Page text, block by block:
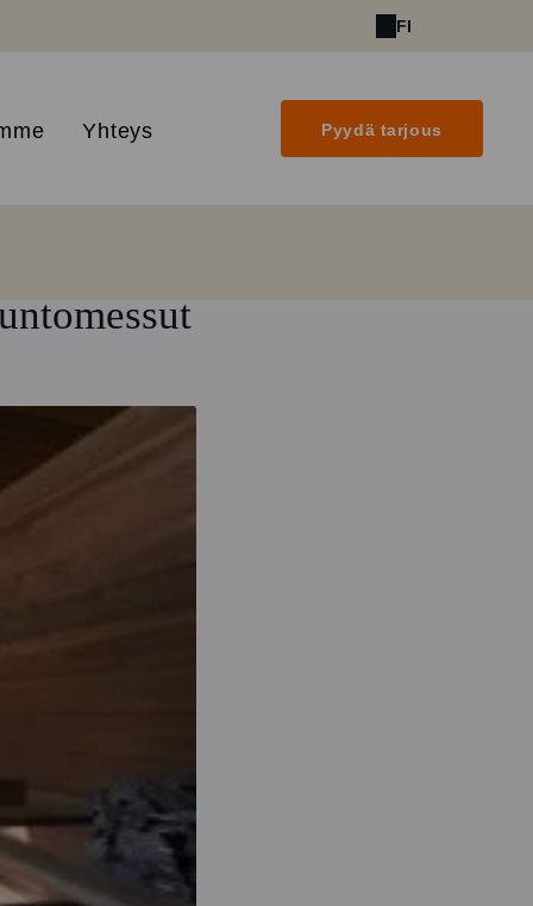
FI
Yhteys Pyydä tarjous